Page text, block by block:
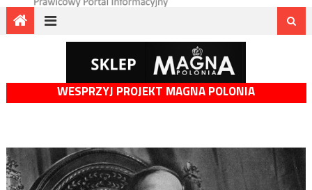
WESPRZYJ PROJEKT MAGNA POLONIA